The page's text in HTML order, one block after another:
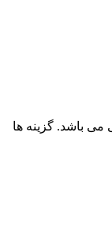
می باشد. گزینه ها